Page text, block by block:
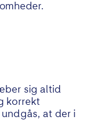
sig altid
korrekt
at der i